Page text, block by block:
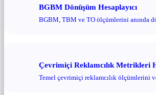
BGBM Dönüşüm Hesaplayıcı
BGBM, TBM ve TO ölçümlerini anında
Çevrimiçi Reklamcılık Metrikleri
Temel çevrimiçi reklamcılık ölçümlerini